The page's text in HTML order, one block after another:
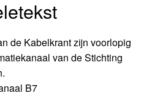
de Kabelkrant zijn voorlopig
van de Stichting
B7